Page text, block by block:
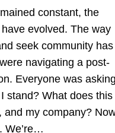
constant, the
evolved. The way
seek community has
navigating a post-
Everyone was asking
stand? What does this
my company?
We’re…